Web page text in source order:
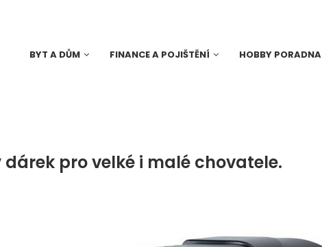
BYT A DŮM FINANCE A POJIŠTĚNÍ HOBBY PORADNA
pro velké i malé chovatele.